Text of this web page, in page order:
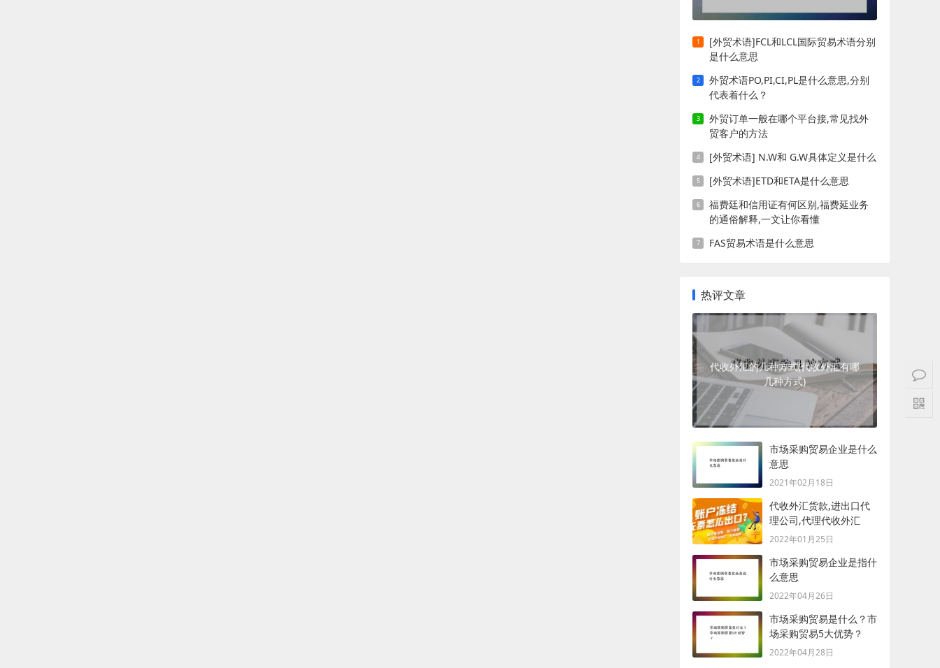
[外贸术语]FCL和LCL国际贸易术语分别
是什么意思
外贸术语PO,PI,CI,PL是什么意思,分别
代表着什么？
外贸订单一般在哪个平台接,常见找外
贸客户的方法
[外贸术语] N.W和 G.W具体定义是什么
[外贸术语]ETD和ETA是什么意思
福费廷和信用证有何区别,福费延业务
的通俗解释,一文让你看懂
FAS贸易术语是什么意思
热评文章
代收外汇的几种方式(代收外汇有哪
几种方式)
市场采购贸易企业是什么
意思
2021年02月18日
代收外汇货款,进出口代
理公司,代理代收外汇
2022年01月25日
市场采购贸易企业是指什
么意思
2022年04月26日
市场采购贸易是什么？市
场采购贸易5大优势？
2022年04月28日